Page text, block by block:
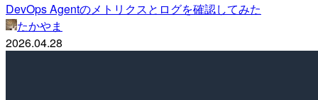
DevOps Agentのメトリクスとログを確認してみた
たかやま
2026.04.28